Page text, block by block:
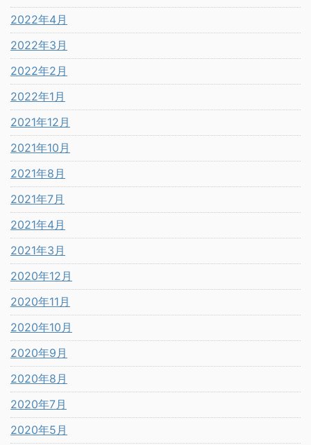
2022年4月
2022年3月
2022年2月
2022年1月
2021年12月
2021年10月
2021年8月
2021年7月
2021年4月
2021年3月
2020年12月
2020年11月
2020年10月
2020年9月
2020年8月
2020年7月
2020年5月